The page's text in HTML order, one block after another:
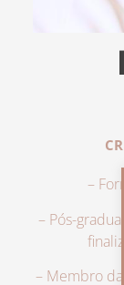
–
– Pós-
– Membro da